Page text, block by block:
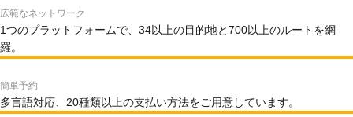
広範なネットワーク
1つのプラットフォームで、34以上の目的地と700以上のルートを網
羅。
簡単予約
多言語対応、20種類以上の支払い方法をご用意しています。